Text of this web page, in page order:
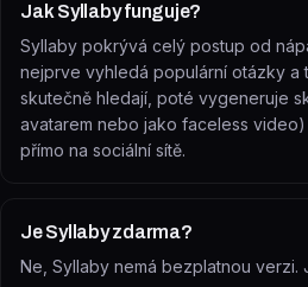
Jak Syllaby funguje?
Syllaby pokrývá celý postup od
nejprve vyhledá populární otázky a
skutečně hledají, poté vygeneruje
avatarem nebo jako faceless
přímo na sociální sítě.
Je Syllaby zdarma?
Ne, Syllaby nemá bezplatnou verzi.